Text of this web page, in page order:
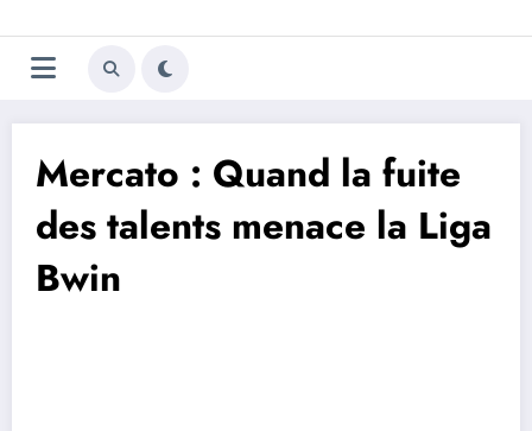
au
contenu
Trivela
L'actualité du football
Mercato : Quand la fuite
des talents menace la Liga
Bwin